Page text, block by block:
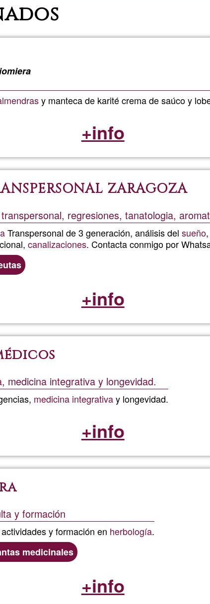
y manteca de karité crema de saúco y
+info
ZARAGOZA
regresiones, tanatologia,
Transpersonal de 3 generación, análisis del sueño
canalizaciones. Contacta conmigo por
+info
medicina integrativa y longevidad.
medicina integrativay longevidad.
+info
y formación
y formación en herbología.
medicinales
+info